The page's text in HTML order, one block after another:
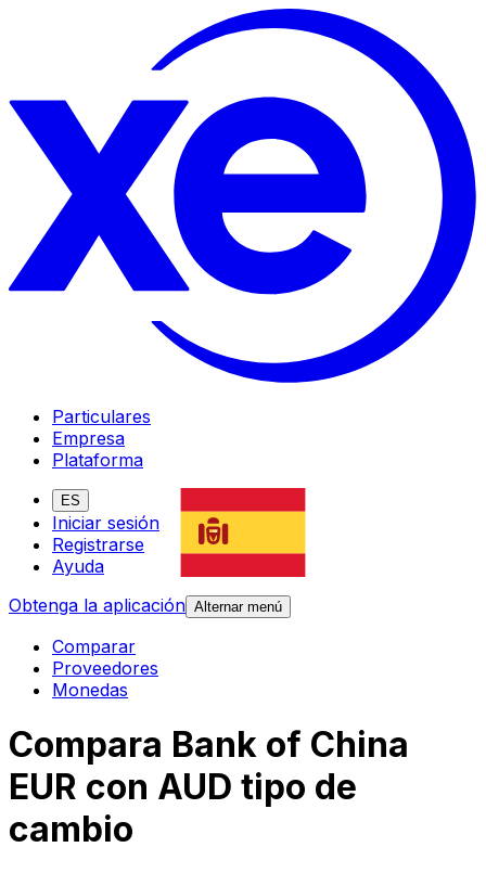
Particulares
Empresa
Plataforma
ES
Iniciar sesión
Registrarse
Ayuda
Obtenga la aplicación Alternar menú
Comparar
Proveedores
Monedas
Compara Bank of China
EUR con AUD tipo de
cambio